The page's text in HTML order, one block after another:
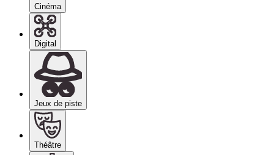
Cinéma
Digital
Jeux de piste
Théâtre